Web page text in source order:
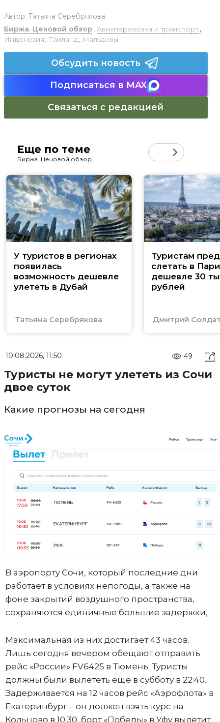
Автор: Татьяна Серебрякова
Биржа. Ценовой обзор , Авиаперевозка и транспорт,
Индонезия , Таиланд, Мальдивы
Обсудить новость
Подписаться в MAX
Связаться с редакцией
Еще по теме
Биржа. Ценовой обзор
У туристов в регионах
появилась
возможность дешевле
улететь в Дубай
Татьяна Серебрякова
Туристам
слетать в
дешевле 30
рублей
Дмитрий
10.08.2026, 11:50 49
Туристы не могут улететь из Сочи
двое суток
Какие прогнозы на сегодня
В аэропорту Сочи, который последние дни
работает в условиях непогоды, а также на
фоне закрытий воздушного пространства,
сохраняются единичные большие задержки,
Максимальная из них достигает 43 часов.
Лишь сегодня вечером обещают отправить
рейс «России» FV6425 в Тюмень. Туристы
должны были вылететь еще в субботу в 22:40.
Задерживается на 12 часов рейс «Аэрофлота» в
Екатеринбург – он должен взять курс на
Кольцово в 10:30, борт «Победы» в Уфу вылетит